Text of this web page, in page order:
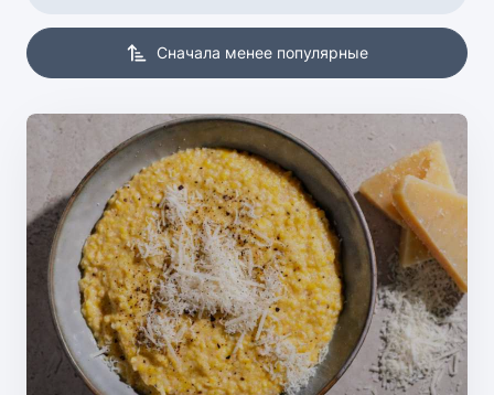
Сначала менее популярные